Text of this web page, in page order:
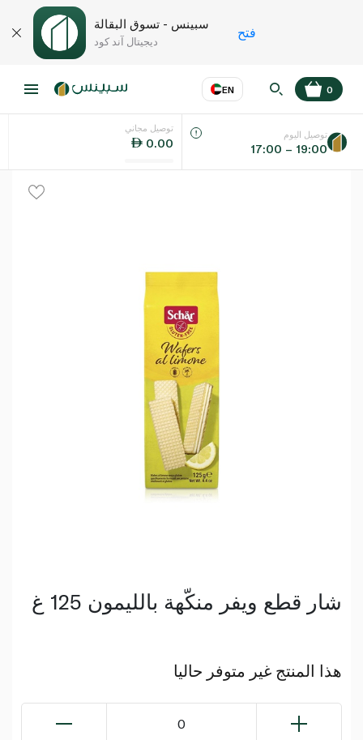
سبينس - تسوق البقالة
ديجيتال آند كود
فتح
EN
اللغة عر
0
توصيل مجاني
0.00
توصيل اليوم
17:00 – 19:00
شار قطع ويفر منكّهة بالليمون 125 غ
هذا المنتج غير متوفر حاليا
0